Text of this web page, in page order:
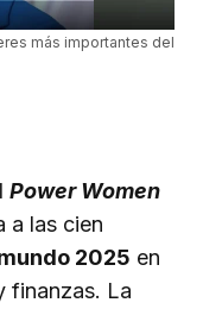
más importantes del
Power Women
a las cien
2025 en
finanzas. La